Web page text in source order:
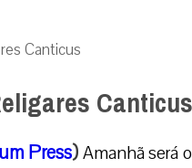
Canticus
Canticus
Press)Amanhã será